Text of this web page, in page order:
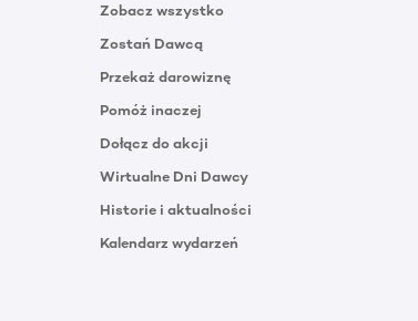
Zobacz wszystko
Zostań Dawcą
Przekaż darowiznę
Pomóż inaczej
Dołącz do akcji
Wirtualne Dni Dawcy
Historie i aktualności
Kalendarz wydarzeń